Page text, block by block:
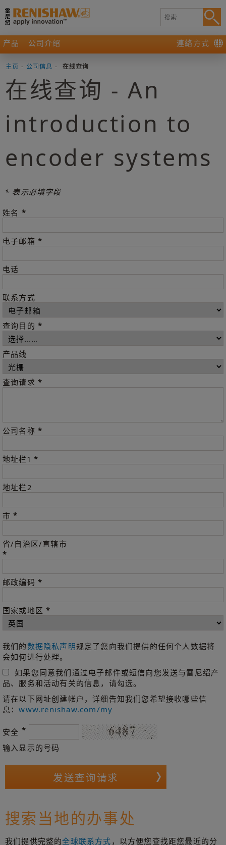
产品 公司介绍 連絡方式
主页 - 公司信息 - 在线查询
在线查询 - An
introduction to
encoder systems
* 表示必填字段
姓名 *
电子邮箱 *
电话
联系方式
查询目的 *
产品线
查询请求 *
公司名称 *
地址栏1 *
地址栏2
市*
省/自治区/直辖市
*
邮政编码 *
国家或地区*
我们的数据隐私声明规定了您向我们提供的任何个人数据将
会如何进行处理。
如果您同意我们通过电子邮件或短信向您发送与雷尼绍产
品、服务和活动有关的信息，请勾选。
请在以下网址创建帐户，详细告知我们您希望接收哪些信
息：www.renishaw.com/my
安全 *
输入显示的号码
搜索当地的办事处
我们提供完整的全球联系方式 ，以方便您查找距您最近的分